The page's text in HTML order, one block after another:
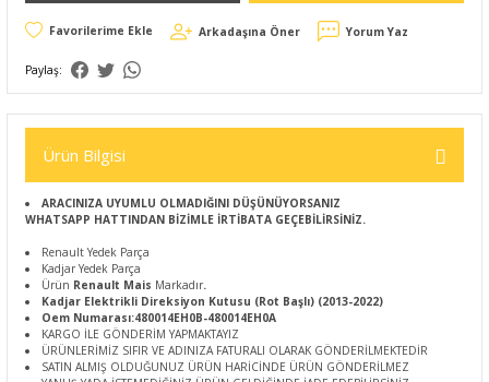
Arkadaşına Öner Yorum Yaz
Paylaş:
Ürün Bilgisi
ARACINIZA UYUMLU OLMADIĞINI DÜŞÜNÜYORSANIZ
WHATSAPP HATTINDAN BİZİMLE İRTİBATA GEÇEBİLİRSİNİZ.
Renault Yedek Parça
Kadjar Yedek Parça
Ürün Renault Mais Markadır.
Kadjar Elektrikli Direksiyon Kutusu (Rot Başlı) (2013-2022)
Oem Numarası:480014EH0B-480014EH0A
KARGO İLE GÖNDERİM YAPMAKTAYIZ
ÜRÜNLERİMİZ SIFIR VE ADINIZA FATURALI OLARAK GÖNDERİLMEKTEDİR
SATIN ALMIŞ OLDUĞUNUZ ÜRÜN HARİCİNDE ÜRÜN GÖNDERİLMEZ